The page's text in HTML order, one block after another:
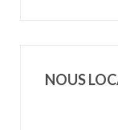
NOUS